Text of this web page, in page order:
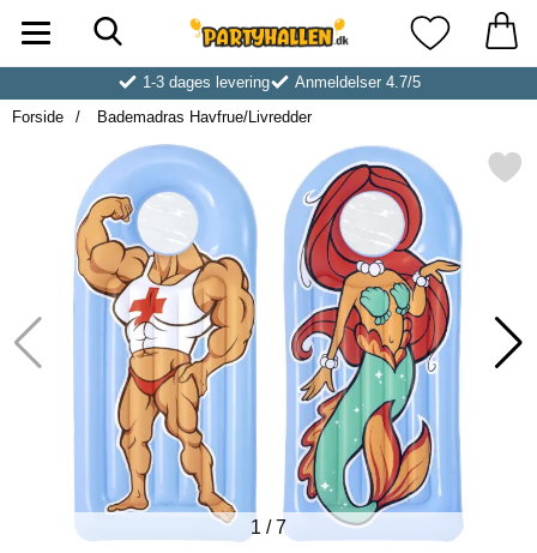
Startside for Partyhallen AB Mine
1-3 dages levering
Anmeldelser 4.7/5
Forside
Bademadras Havfrue/Livredder
Markér bademadras
1 /7